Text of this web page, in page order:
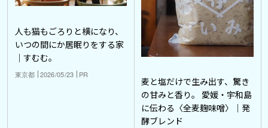
人も猫もごろりと横になり、
いつの間にか居眠りをする家
｜すむむ。
東京都 2026/05/23 PR
麦と塩だけで生み出す、驚き
の甘みと香り。 愛媛・宇和島
に伝わる〈全麦麹味噌〉｜発
酵ブレンド